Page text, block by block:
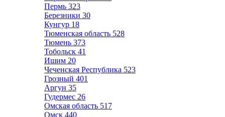
Пермь 323
Березники 30
Кунгур 18
Тюменская область 528
Тюмень 373
Тобольск 41
Ишим 20
Чеченская Республика 523
Грозный 401
Аргун 35
Гудермес 26
Омская область 517
Омск 440